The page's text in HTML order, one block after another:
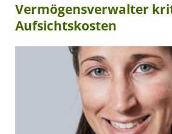
Vermögensverwalter
Aufsichtskosten